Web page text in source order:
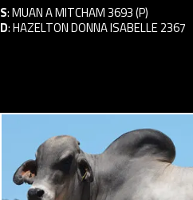
S:MUAN A MITCHAM 3693 (P)
D:HAZELTON DONNA ISABELLE 2367